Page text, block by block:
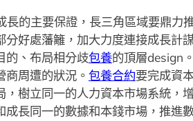
的主要保證，長三角區域要鼎力
好處藩籬，加大力度連接成長計謀
的、布局相分歧包養的頂層design
周遭的狀況。 包養合約要完成資
樹立同一的人力資本市場系統，
長同一的數據和本錢市場，推進